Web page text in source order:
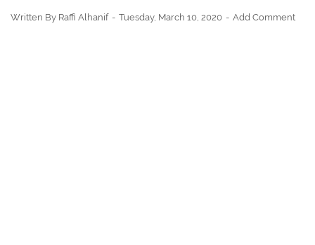
Written By Raffi Alhanif Tuesday, March 10, 2020 Add Comment